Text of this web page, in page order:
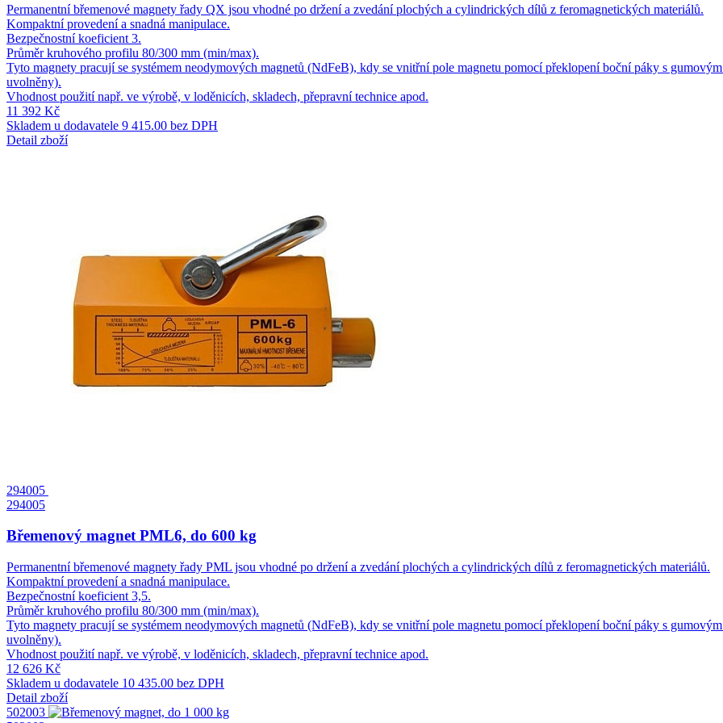
Permanentní břemenové magnety řady QX jsou vhodné po držení a zvedání plochých a cylindrických dílů z feromagnetických materiálů.
Kompaktní provedení a snadná manipulace.
Bezpečnostní koeficient 3.
Průměr kruhového profilu 80/300 mm (min/max).
Tyto magnety pracují se systémem neodymových magnetů (NdFeB), kdy se vnitřní pole magnetu pomocí překlopení boční páky s
uvolněny).
Vhodnost použití např. ve výrobě, v loděnicích, skladech, přepravní technice apod.
11 392 Kč
Skladem u dodavatele 9 415.00 bez DPH
Detail zboží
294005
294005
Břemenový magnet PML6, do 600 kg
Permanentní břemenové magnety řady PML jsou vhodné po držení a zvedání plochých a cylindrických dílů z feromagnetických materiálů.
Kompaktní provedení a snadná manipulace.
Bezpečnostní koeficient 3,5.
Průměr kruhového profilu 80/300 mm (min/max).
Tyto magnety pracují se systémem neodymových magnetů (NdFeB), kdy se vnitřní pole magnetu pomocí překlopení boční páky s
uvolněny).
Vhodnost použití např. ve výrobě, v loděnicích, skladech, přepravní technice apod.
12 626 Kč
Skladem u dodavatele 10 435.00 bez DPH
Detail zboží
502003